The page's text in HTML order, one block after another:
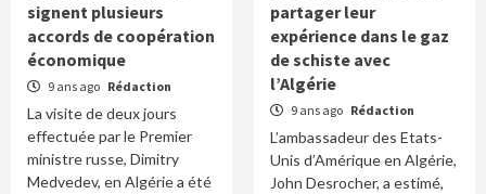
signent plusieurs
accords de coopération
économique
9 ans ago Rédaction
La visite de deux jours
effectuée par le Premier
ministre russe, Dimitry
Medvedev, en Algérie a été
partager leur
expérience dans le gaz
de schiste avec
l’Algérie
9 ans ago Rédaction
L’ambassadeur des Etats-
Unis d’Amérique en Algérie,
John Desrocher, a estimé,